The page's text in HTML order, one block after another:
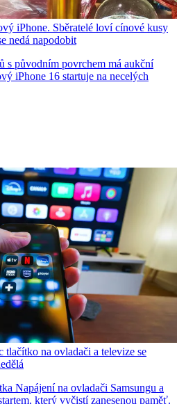
iPhone. Sběratelé loví cínové kusy
nedá napodobit
s původním povrchem má aukční
iPhone 16 startuje na necelých
tlačítko na ovladači a televize se
Napájení na ovladači Samsungu a
který vyčistí zanesenou paměť.